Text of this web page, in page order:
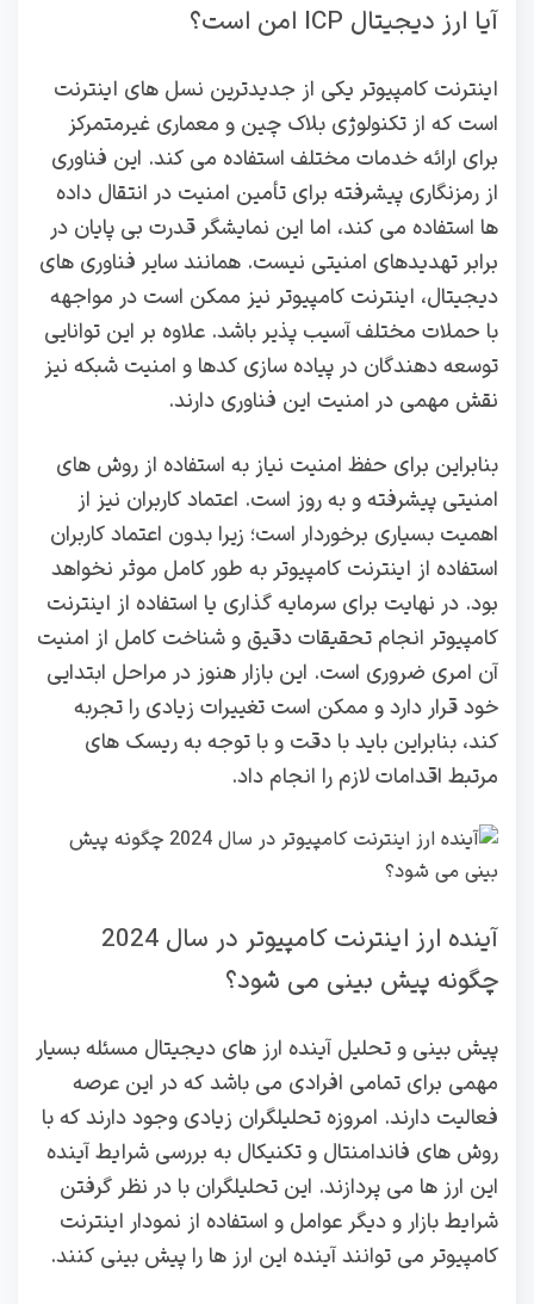
آیا ارز دیجیتال ICP امن است؟
اینترنت کامپیوتر یکی از جدیدترین نسل‌ های اینترنت
است که از تکنولوژی بلاک‌ چین و معماری غیرمتمرکز
برای ارائه خدمات مختلف استفاده می‌ کند. این فناوری
از رمزنگاری پیشرفته برای تأمین امنیت در انتقال داده‌
ها استفاده می‌ کند، اما این نمایشگر قدرت بی‌ پایان در
برابر تهدیدهای امنیتی نیست. همانند سایر فناوری‌ های
دیجیتال، اینترنت کامپیوتر نیز ممکن است در مواجهه
با حملات مختلف آسیب‌ پذیر باشد. علاوه بر این توانایی
توسعه‌ دهندگان در پیاده‌ سازی کدها و امنیت شبکه نیز
نقش مهمی در امنیت این فناوری دارند.
بنابراین برای حفظ امنیت نیاز به استفاده از روش‌ های
امنیتی پیشرفته و به‌ روز است. اعتماد کاربران نیز از
اهمیت بسیاری برخوردار است؛ زیرا بدون اعتماد کاربران
استفاده از اینترنت کامپیوتر به‌ طور کامل موثر نخواهد
بود. در نهایت برای سرمایه‌ گذاری یا استفاده از اینترنت
کامپیوتر انجام تحقیقات دقیق و شناخت کامل از امنیت
آن امری ضروری است. این بازار هنوز در مراحل ابتدایی
خود قرار دارد و ممکن است تغییرات زیادی را تجربه
کند، بنابراین باید با دقت و با توجه به ریسک‌ های
مرتبط اقدامات لازم را انجام داد.
آینده ارز اینترنت کامپیوتر در سال 2024
چگونه پیش بینی می شود؟
پیش بینی و تحلیل آینده ارز های دیجیتال مسئله بسیار
مهمی برای تمامی افرادی می باشد که در این عرصه
فعالیت دارند. امروزه تحلیلگران زیادی وجود دارند که با
روش های فاندامنتال و تکنیکال به بررسی شرایط آینده
این ارز ها می پردازند. این تحلیلگران با در نظر گرفتن
شرایط بازار و دیگر عوامل و استفاده از نمودار اینترنت
کامپیوتر می توانند آینده این ارز ها را پیش بینی کنند.